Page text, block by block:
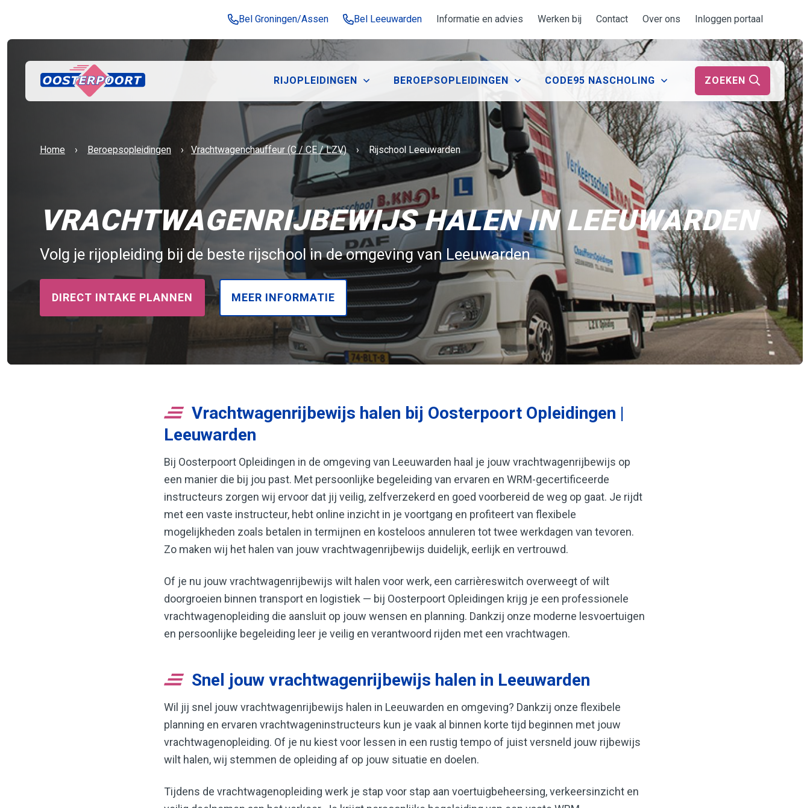
Bel Groningen/Assen Bel Leeuwarden Informatie en advies Werken bij Contact Over ons Inloggen portaal
RIJOPLEIDINGEN BEROEPSOPLEIDINGEN CODE95 NASCHOLING ZOEKEN
Home Beroepsopleidingen ​Vrachtwagenchauffeur (C / CE / LZV) Huidige:
Rijschool Leeuwarden
VRACHTWAGENRIJBEWIJS HALEN IN LEEUWARDEN
Volg je rijopleiding bij de beste rijschool in de omgeving van Leeuwarden
DIRECT INTAKE PLANNEN MEER INFORMATIE
Vrachtwagenrijbewijs halen bij Oosterpoort Opleidingen |
Leeuwarden
Bij Oosterpoort Opleidingen in de omgeving van Leeuwarden haal je jouw vrachtwagenrijbewijs op
een manier die bij jou past. Met persoonlijke begeleiding van ervaren en WRM-gecertificeerde
instructeurs zorgen wij ervoor dat jij veilig, zelfverzekerd en goed voorbereid de weg op gaat. Je rijdt
met een vaste instructeur, hebt online inzicht in je voortgang en profiteert van flexibele
mogelijkheden zoals betalen in termijnen en kosteloos annuleren tot twee werkdagen van tevoren.
Zo maken wij het halen van jouw vrachtwagenrijbewijs duidelijk, eerlijk en vertrouwd.
Of je nu jouw vrachtwagenrijbewijs wilt halen voor werk, een carrièreswitch overweegt of wilt
doorgroeien binnen transport en logistiek — bij Oosterpoort Opleidingen krijg je een professionele
vrachtwagenopleiding die aansluit op jouw wensen en planning. Dankzij onze moderne lesvoertuigen
en persoonlijke begeleiding leer je veilig en verantwoord rijden met een vrachtwagen.
Snel jouw vrachtwagenrijbewijs halen in Leeuwarden
Wil jij snel jouw vrachtwagenrijbewijs halen in Leeuwarden en omgeving? Dankzij onze flexibele
planning en ervaren vrachtwageninstructeurs kun je vaak al binnen korte tijd beginnen met jouw
vrachtwagenopleiding. Of je nu kiest voor lessen in een rustig tempo of juist versneld jouw rijbewijs
wilt halen, wij stemmen de opleiding af op jouw situatie en doelen.
Tijdens de vrachtwagenopleiding werk je stap voor stap aan voertuigbeheersing, verkeersinzicht en